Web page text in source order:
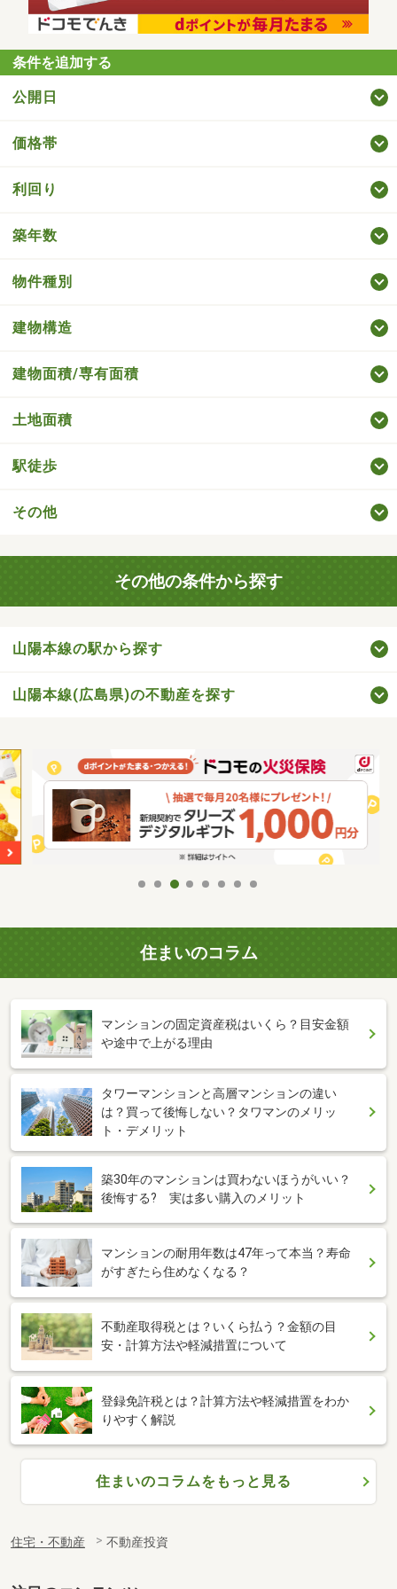
条件を追加する
公開日
価格帯
利回り
築年数
物件種別
建物構造
建物面積/専有面積
土地面積
駅徒歩
その他
その他の条件から探す
山陽本線の駅から探す
山陽本線(広島県)の不動産を探す
住まいのコラム
マンションの固定資産税はいくら？目安金額
や途中で上がる理由
タワーマンションと高層マンションの違い
は？買って後悔しない？タワマンのメリッ
ト・デメリット
築30年のマンションは買わないほうがいい？
後悔する? 実は多い購入のメリット
マンションの耐用年数は47年って本当？寿命
がすぎたら住めなくなる？
不動産取得税とは？いくら払う？金額の目
安・計算方法や軽減措置について
登録免許税とは？計算方法や軽減措置をわか
りやすく解説
住まいのコラムをもっと見る
住宅・不動産 不動産投資